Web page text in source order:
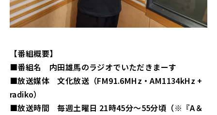
【番組概要】
■番組名 内田雄馬のラジオでいただきまーす
■放送媒体 文化放送（FM91.6MHz・AM1134kHz +
radiko）
■放送時間 毎週土曜日 21時45分～55分頃（※『A＆